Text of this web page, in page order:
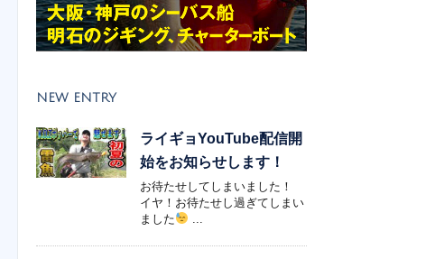
NEW ENTRY
ライギョYouTube配信開
始をお知らせします！
お待たせしてしまいました！
イヤ！お待たせし過ぎてしまい
ました
...